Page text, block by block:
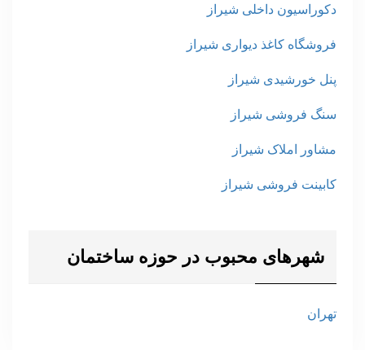
دکوراسیون داخلی شیراز
فروشگاه کاغذ دیواری شیراز
پنل خورشیدی شیراز
سنگ فروشی شیراز
مشاور املاک شیراز
کابینت فروشی شیراز
شهرهای محبوب در حوزه ساختمان
تهران